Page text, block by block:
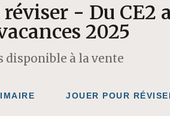
- Du CE2
2025
disponible à la vente
JOUER POUR